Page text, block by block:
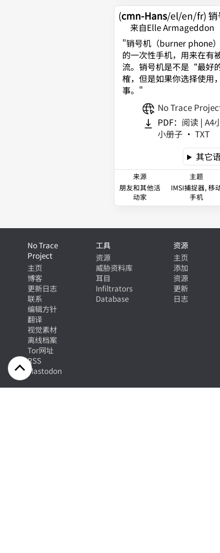
(cmn-Hans/el/en/fr)
来自Elle Armageddon
"销号机（burner phone
的一次性手机，用来在有
流。销号机是不是“最好
榷，但是如果你选择使用
事。 "
No Trace
PDF： 阅读 |A4
小册子 •TXT
其它
来源
朋友和其他活
动家
主题
IMSI捕捉器, 移
手机
No Trace
Project
主页
博客
更新日志
联系
编辑方针
翻译
视觉素材
离线档案
Tor网址
RSS
Mastodon
工具
资源
威胁资料库
耳目
Infiltrators
Database
资源
主页
添加
资源
更新
日志